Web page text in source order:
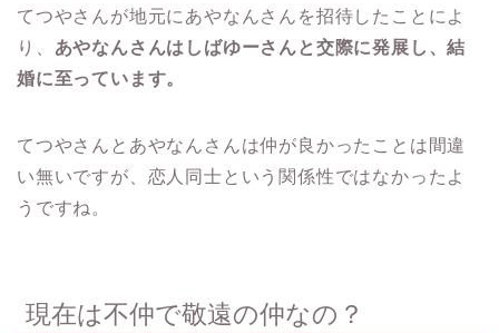
てつやさんが地元にあやなんさんを招待したことによ
り、 あやなんさんはしばゆーさんと交際に発展し、結
婚に至っています。
てつやさんとあやなんさんは仲が良かったことは間違
い無いですが、恋人同士という関係性ではなかったよ
うですね。
現在は不仲で敬遠の仲なの？